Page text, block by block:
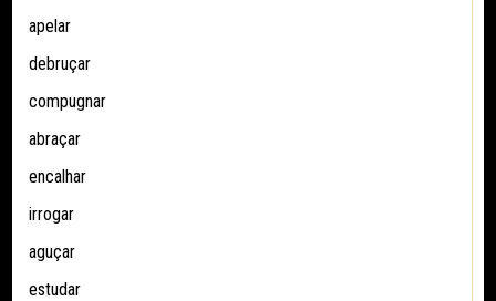
apelar
debruçar
compugnar
abraçar
encalhar
irrogar
aguçar
estudar